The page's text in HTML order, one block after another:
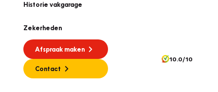
Historie vakgarage
Zekerheden
Afspraak maken
Contact
10.0/10